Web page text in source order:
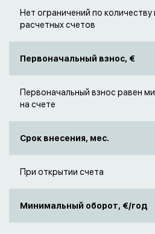
Нет ограничений по
расчетных счетов
Первоначальный взнос, €
Первоначальный взнос равен
на счете
Срок внесения, мес.
При открытии счета
Минимальный оборот, €/год